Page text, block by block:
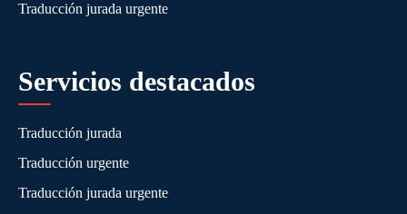
Traducción jurada urgente
Servicios destacados
Traducción jurada
Traducción urgente
Traducción jurada urgente